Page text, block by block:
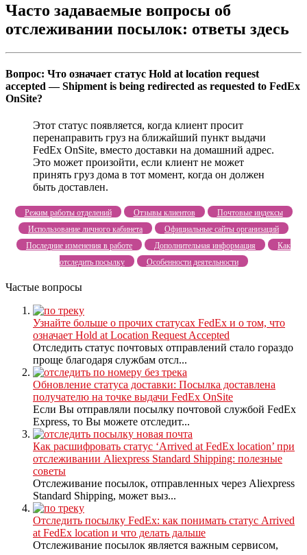
Часто задаваемые вопросы об
отслеживании посылок: ответы здесь
Вопрос: Что означает статус Hold at location request
accepted — Shipment is being redirected as requested to FedEx
OnSite?
Этот статус появляется, когда клиент просит
перенаправить груз на ближайший пункт выдачи
FedEx OnSite, вместо доставки на домашний адрес.
Это может произойти, если клиент не может
принять груз дома в тот момент, когда он должен
быть доставлен.
Режим работы отделений Отзывы клиентов
Почтовые индексы
Использование личного кабинета
Официальные сайты организаций
Последние изменения в работе
Дополнительная информация
Как
отследить посылку
Особенности деятельности
Частые вопросы
Узнайте больше о прочих статусах FedEx и о том, что
означает Hold at Location Request Accepted
Отследить статус почтовых отправлений стало гораздо
проще благодаря службам отсл...
Обновление статуса доставки: Посылка доставлена
получателю на точке выдачи FedEx OnSite
Если Вы отправляли посылку почтовой службой FedEx
Express, то Вы можете отследит...
Как расшифровать статус ‘Arrived at FedEx location’ при
отслеживании Aliexpress Standard Shipping: полезные
советы
Отслеживание посылок, отправленных через Aliexpress
Standard Shipping, может выз...
Отследить посылку FedEx: как понимать статус Arrived
at FedEx location и что делать дальше
Отслеживание посылок является важным сервисом,